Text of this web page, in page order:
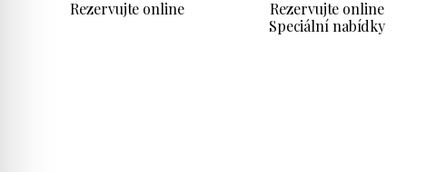
Rezervujte online
Rezervujte online
Speciální nabídky